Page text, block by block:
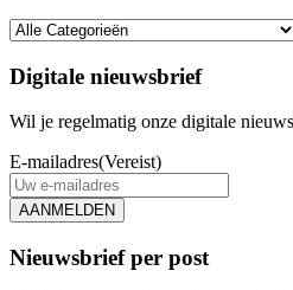
Digitale nieuwsbrief
Wil je regelmatig onze digitale
E-mailadres(Vereist)
AANMELDEN
Nieuwsbrief per post